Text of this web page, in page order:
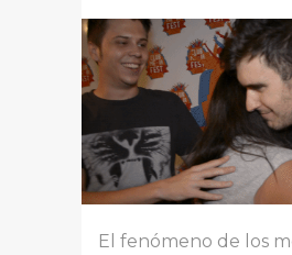
El fenómeno de los